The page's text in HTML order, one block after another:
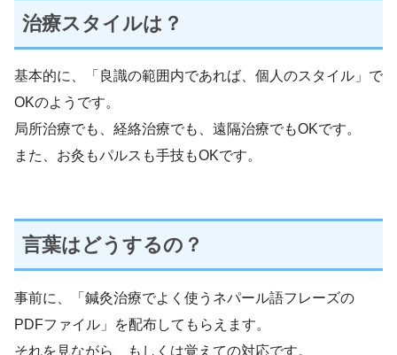
治療スタイルは？
基本的に、「良識の範囲内であれば、個人のスタイル」で
OKのようです。
局所治療でも、経絡治療でも、遠隔治療でもOKです。
また、お灸もパルスも手技もOKです。
言葉はどうするの？
事前に、「鍼灸治療でよく使うネパール語フレーズの
PDFファイル」を配布してもらえます。
それを見ながら、もしくは覚えての対応です。